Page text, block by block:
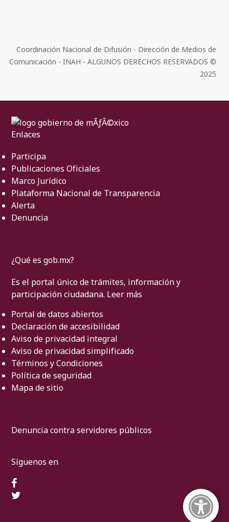
Coordinación Nacional de Difusión - Dirección de Medios de
Comunicación - INAH - ALGUNOS DERECHOS RESERVADOS ©
2025
Enlaces
Participa
Publicaciones Oficiales
Marco Jurídico
Plataforma Nacional de Transparencia
Alerta
Denuncia
¿Qué es gob.mx?
Es el portal único de trámites, información y
participación ciudadana. Leer más
Portal de datos abiertos
Declaración de accesibilidad
Aviso de privacidad integral
Aviso de privacidad simplificado
Términos y Condiciones
Política de seguridad
Mapa de sitio
Denuncia contra servidores públicos
Síguenos en